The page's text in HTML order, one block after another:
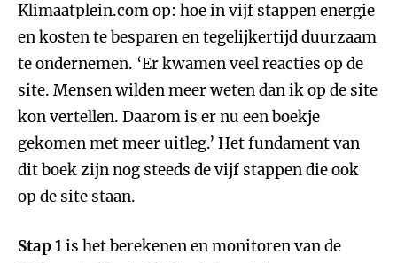
Klimaatplein.com op: hoe in vijf stappen energie
en kosten te besparen en tegelijkertijd duurzaam
te ondernemen. ‘Er kwamen veel reacties op de
site. Mensen wilden meer weten dan ik op de site
kon vertellen. Daarom is er nu een boekje
gekomen met meer uitleg.’ Het fundament van
dit boek zijn nog steeds de vijf stappen die ook
op de site staan.
Stap 1is het berekenen en monitoren van de